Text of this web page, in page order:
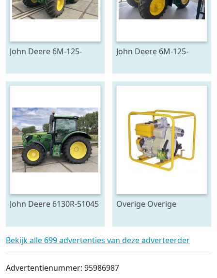
John Deere 6M-125-
John Deere 6M-125-
John Deere 6130R-51045
Overige Overige
Bekijk alle 699 advertenties van deze adverteerder
Advertentienummer: 95986987